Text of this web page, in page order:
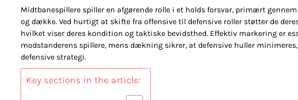
Midtbanespillere spiller en afgørende rolle i et holds forsvar, primært
og dække. Ved hurtigt at skifte fra offensive til defensive roller støtter de
hvilket viser deres kondition og taktiske bevidsthed. Effektiv markering er
modstanderens spillere, mens dækning sikrer, at defensive huller
defensive strategi.
Key sections in the article: